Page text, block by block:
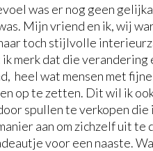
was er nog geen
Mijn vriend en ik, wij
toch stijlvolle
merk dat die
heel wat mensen met
op te zetten. Dit wil ik ook
spullen te verkopen
aan om zichzelf uit
voor een naaste.